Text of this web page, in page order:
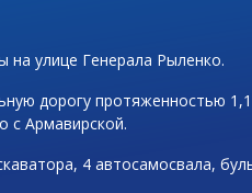
улице Генерала Рыленко.
дорогу протяженностью
с Армавирской.
4 автосамосвала,